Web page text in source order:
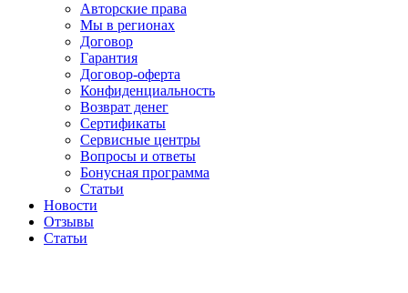
Авторские права
Мы в регионах
Договор
Гарантия
Договор-оферта
Конфиденциальность
Возврат денег
Сертификаты
Сервисные центры
Вопросы и ответы
Бонусная программа
Статьи
Новости
Отзывы
Статьи